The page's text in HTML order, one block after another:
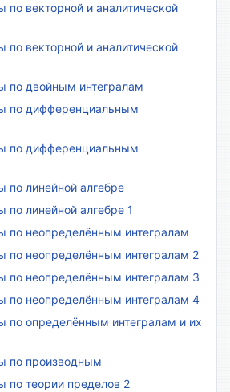
по векторной и аналитической
по векторной и аналитической
по двойным интегралам
по дифференциальным
по дифференциальным
по линейной алгебре
по линейной алгебре 1
по неопределённым интегралам
по неопределённым интегралам 2
по неопределённым интегралам 3
по неопределённым интегралам 4
по определённым интегралам и их
по производным
по теории пределов 2